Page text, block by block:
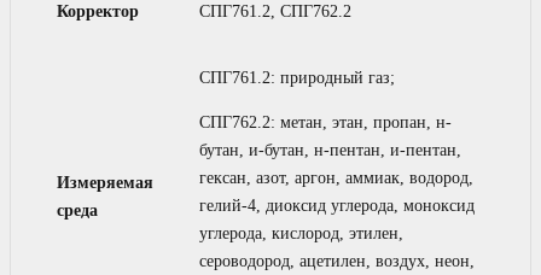
Корректор СПГ761.2, СПГ762.2
Измеряемая
среда
СПГ761.2: природный газ;
СПГ762.2: метан, этан, пропан, н-
бутан, и-бутан, н-пентан, и-пентан,
гексан, азот, аргон, аммиак, водород,
гелий-4, диоксид углерода, моноксид
углерода, кислород, этилен,
сероводород, ацетилен, воздух, неон,